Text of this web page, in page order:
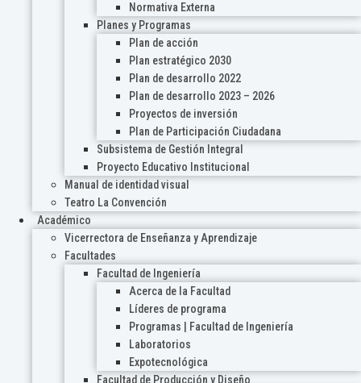
Normativa Externa
Planes y Programas
Plan de acción
Plan estratégico 2030
Plan de desarrollo 2022
Plan de desarrollo 2023 – 2026
Proyectos de inversión
Plan de Participación Ciudadana
Subsistema de Gestión Integral
Proyecto Educativo Institucional
Manual de identidad visual
Teatro La Convención
Académico
Vicerrectora de Enseñanza y Aprendizaje
Facultades
Facultad de Ingeniería
Acerca de la Facultad
Líderes de programa
Programas | Facultad de Ingeniería
Laboratorios
Expotecnológica
Facultad de Producción y Diseño